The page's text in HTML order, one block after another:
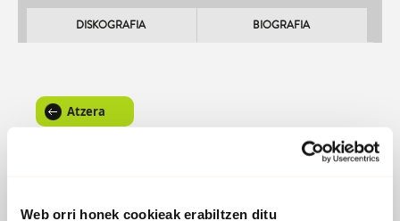
Web orri honek cookieak erabiltzen ditu
DISKOGRAFIA BIOGRAFIA
Atzera
Retrobisoreko tanta ilunetan galdurik,